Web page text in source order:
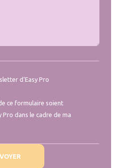
d’Easy Pro
ce formulaire soient
dans le cadre de ma